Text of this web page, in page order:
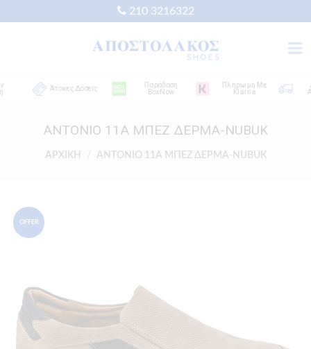
210 3216322
Άτοκες Δόσεις
Παράδοση
BoxNow
Πληρωμή Με
Klarna
ANTONIO 11A ΜΠΕΖ ΔΕΡΜΑ-NUBUK
ΑΡΧΙΚΗ ANTONIO 11A ΜΠΕΖ ΔΕΡΜΑ-NUBUK
OFFER